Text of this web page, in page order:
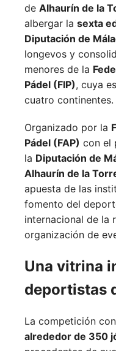
de Alhaurín de la
albergar la sexta
Diputación de
longevos y
menores de la
Pádel (FIP), cuya
cuatro continentes.
Organizado por la
Pádel (FAP) con el
la Diputación de
Alhaurín de la
apuesta de las
fomento del
internacional de la
organización de
Una vitrina
deportistas
La competición
alrededor de 350